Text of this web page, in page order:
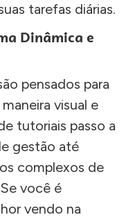
tarefas diárias.
Dinâmica e
pensados para
visual e
tutoriais passo a
gestão até
complexos de
você é
vendo na